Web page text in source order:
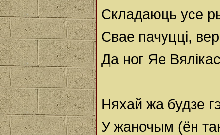
Складаюць усе
Свае пачуцці,
Да ног Яе
Няхай жа будзе
У жаночым (ён